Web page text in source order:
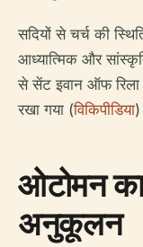
सदियों से चर्च की
आध्यात्मिक और
से सेंट इवान ऑफ रिला
रखा गया (विकिपीडिया
ओटोमन
अनुकूलन